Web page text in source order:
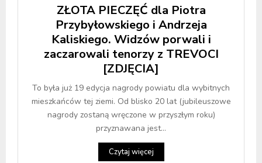
ZŁOTA PIECZĘĆ dla Piotra
Przybyłowskiego i Andrzeja
Kaliskiego. Widzów porwali i
zaczarowali tenorzy z TREVOCI
[ZDJĘCIA]
To była już 19 edycja nagrody powiatu dla wybitnych
mieszkańców tej ziemi. Od blisko 20 lat (jubileuszowe
nagrody zostaną wręczone w przyszłym roku)
przyznawana jest...
Czytaj więcej